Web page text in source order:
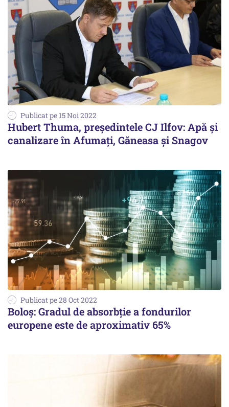
Publicat pe 15 Noi 2022
Hubert Thuma, președintele CJ Ilfov: Apă și
canalizare în Afumați, Găneasa și Snagov
Publicat pe 28 Oct 2022
Boloş: Gradul de absorbţie a fondurilor
europene este de aproximativ 65%